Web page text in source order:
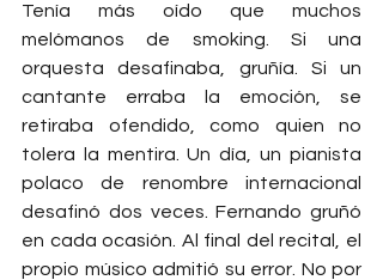
Tenía más oído que muchos
melómanos de smoking. Si una
orquesta desafinaba, gruñía. Si un
cantante erraba la emoción, se
retiraba ofendido, como quien no
tolera la mentira. Un día, un pianista
polaco de renombre internacional
desafinó dos veces. Fernando gruñó
en cada ocasión. Al final del recital, el
propio músico admitió su error. No por